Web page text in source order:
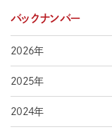
バックナンバー
2026年
2025年
2024年